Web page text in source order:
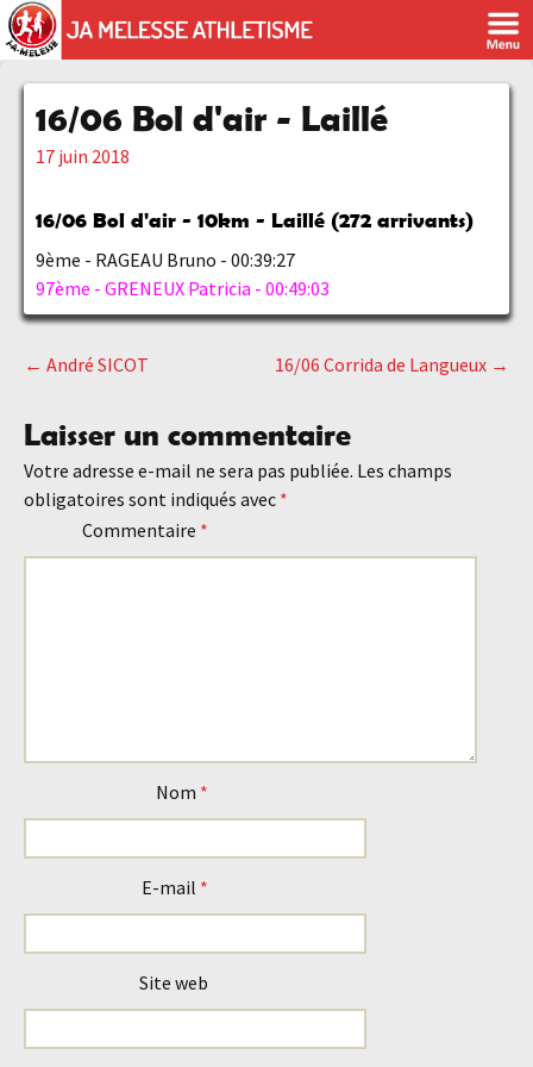
16/06 Bol d'air - Laillé
17 juin 2018
16/06 Bol d'air - 10km - Laillé (272 arrivants)
9ème - RAGEAU Bruno - 00:39:27
97ème - GRENEUX Patricia - 00:49:03
Navigation
des
articles
← André SICOT 16/06 Corrida de Langueux →
Laisser un commentaire
Votre adresse e-mail ne sera pas publiée. Les champs
obligatoires sont indiqués avec *
Commentaire *
Nom *
E-mail *
Site web